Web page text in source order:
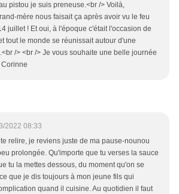
pistou je suis preneuse.<br /> Voilà,
mère nous faisait ça après avoir vu le feu
juillet ! Et oui, à l'époque c'était l'occasion de
tout le monde se réunissait autour d'une
/> <br /> Je vous souhaite une belle journée
Corinne
2022 08:33
relire, je reviens juste de ma pause-nounou
prolongée. Qu'importe que tu verses la sauce
tu la mettes dessous, du moment qu'on se
que je dis toujours à mon jeune fils qui
quand il cuisine. Au quotidien il faut